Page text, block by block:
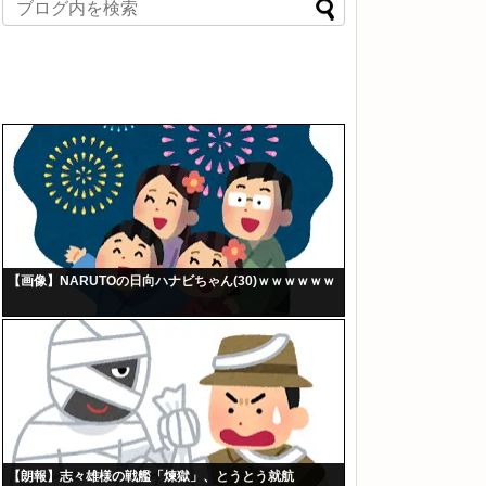
【画像】NARUTOの日向ハナビちゃん(30)ｗｗｗｗｗｗ
【朗報】志々雄様の戦艦「煉獄」、とうとう就航